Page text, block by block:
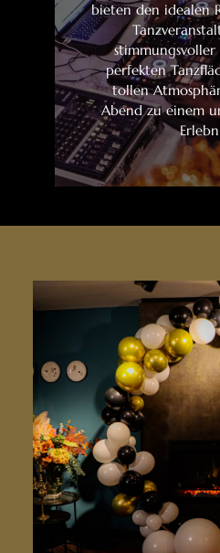
bieten den idealen
stimmungsvoller
perfekten
tollen
Abend zu einem